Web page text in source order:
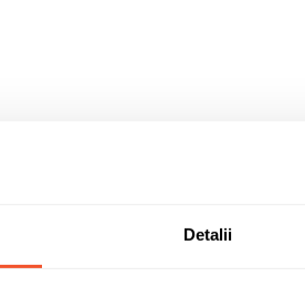
Detalii